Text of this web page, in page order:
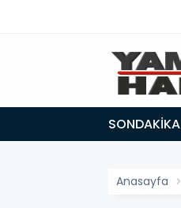
SONDAKİKA
tarafında olmayı seçtim’
Anasayfa